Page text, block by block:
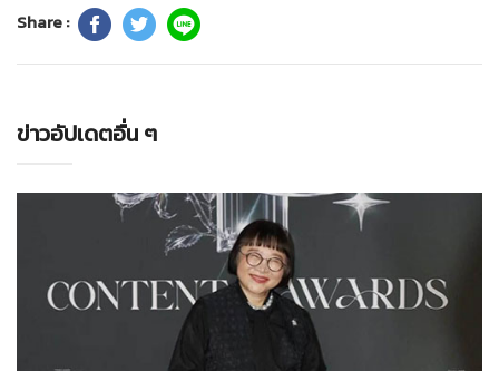
Share :
ข่าวอัปเดตอื่น ๆ